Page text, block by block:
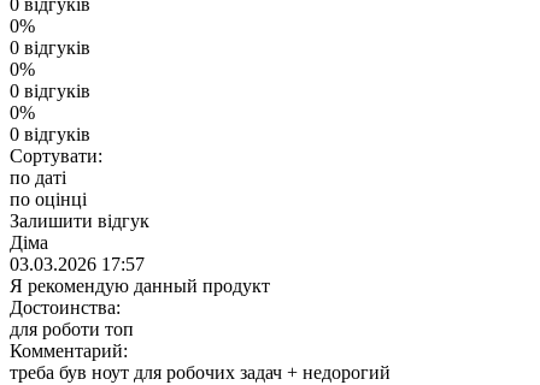
0 відгуків
0%
0 відгуків
0%
0 відгуків
0%
0 відгуків
Сортувати:
по даті
по оцінці
Залишити відгук
Діма
03.03.2026 17:57
Я рекомендую данный продукт
Достоинства:
для роботи топ
Комментарий:
треба був ноут для робочих задач + недорогий